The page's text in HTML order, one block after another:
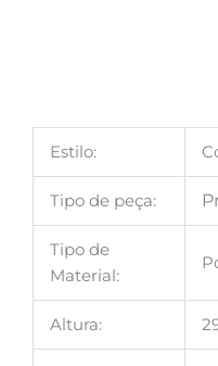
Estilo:
Tipo de peça:
Tipo de
Material:
Altura: